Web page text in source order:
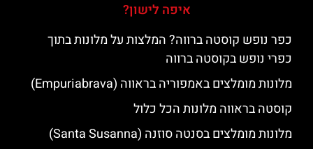
איפה לישון?
כפר נופש קוסטה ברווה? המלצות על מלונות בתוך
כפרי נופש בקוסטה ברווה
מלונות מומלצים באמפוריה בראווה (Empuriabrava)
קוסטה בראווה מלונות הכל כלול
מלונות מומלצים בסנטה סוזנה (Santa Susanna)